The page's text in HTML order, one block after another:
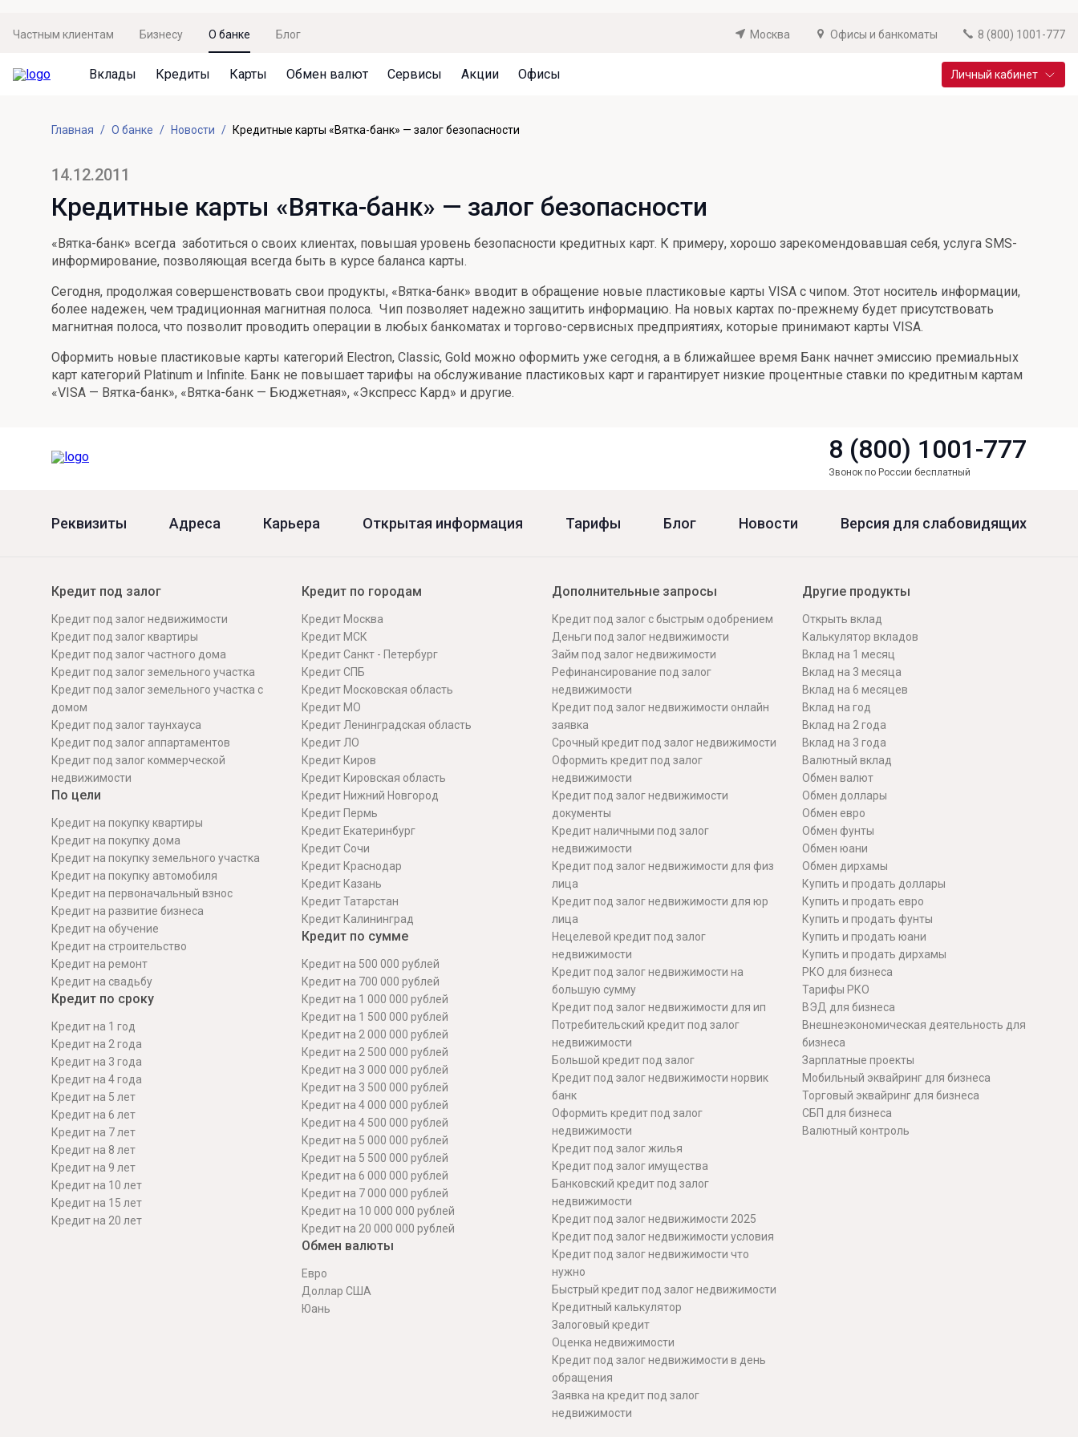
Частным клиентам Бизнесу О банке Блог Москва Офисы и банкоматы 8 (800) 1001-777
Вклады
Не упусти момент
Просто вклад
Накопительный
Отличная стратегия+
Фиксируй доход
Новый старт
Валютный плюс
Онлайн
Система страхования вкладов
Архив вкладов
Кредиты
Кредит под залог недвижимости
Рефинансирование
Кредит на автомобиль
Потребительский кредит
Все кредиты
Привилегии для клиентов
Реструктуризация
Оценка недвижимости
Подбор новой недвижимости
Карты
Дебетовая карта с пакетом услуг
Премиальная карта Mir Supreme
Пенсионная карта
Все карты
Документы
Кешбэк
Обмен валют
Курсы валют
Бронирование валюты
Курсы валют ЦБ
Сервисы
Оплата кредита
Оценка недвижимости
Подбор новой недвижимости
СБПей
Mir Pay
Госуслуги
Регистрация в ЕБС
Удаленная идентификация
Акции
Акция «Приведи друга»
Акция «Ставка на бизнес»
Офисы Личный кабинет
Главная О банке Новости Кредитные карты «Вятка-банк» — залог безопасности
14.12.2011
Кредитные карты «Вятка-банк» — залог безопасности
«Вятка-банк» всегда заботиться о своих клиентах, повышая уровень безопасности кредитных карт. К примеру, хорошо зарекомендовавшая себя, услуга SMS-
информирование, позволяющая всегда быть в курсе баланса карты.
Сегодня, продолжая совершенствовать свои продукты, «Вятка-банк» вводит в обращение новые пластиковые карты VISA с чипом. Этот носитель информации,
более надежен, чем традиционная магнитная полоса. Чип позволяет надежно защитить информацию. На новых картах по-прежнему будет присутствовать
магнитная полоса, что позволит проводить операции в любых банкоматах и торгово-сервисных предприятиях, которые принимают карты VISA.
Оформить новые пластиковые карты категорий Electron, Classic, Gold можно оформить уже сегодня, а в ближайшее время Банк начнет эмиссию премиальных
карт категорий Platinum и Infinite. Банк не повышает тарифы на обслуживание пластиковых карт и гарантирует низкие процентные ставки по кредитным картам
«VISA — Вятка-банк», «Вятка-банк — Бюджетная», «Экспресс Кард» и другие.
8 (800) 1001-777
Звонок по России бесплатный
Реквизиты Адреса Карьера Открытая информация Тарифы Блог Новости Версия для слабовидящих
Кредит под залог
Кредит под залог недвижимости
Кредит под залог квартиры
Кредит под залог частного дома
Кредит под залог земельного участка
Кредит под залог земельного участка с
домом
Кредит под залог таунхауса
Кредит под залог аппартаментов
Кредит под залог коммерческой
недвижимости
По цели
Кредит на покупку квартиры
Кредит на покупку дома
Кредит на покупку земельного участка
Кредит на покупку автомобиля
Кредит на первоначальный взнос
Кредит на развитие бизнеса
Кредит на обучение
Кредит на строительcтво
Кредит на ремонт
Кредит на свадьбу
Кредит по сроку
Кредит на 1 год
Кредит на 2 года
Кредит на 3 года
Кредит на 4 года
Кредит на 5 лет
Кредит на 6 лет
Кредит на 7 лет
Кредит на 8 лет
Кредит на 9 лет
Кредит на 10 лет
Кредит на 15 лет
Кредит на 20 лет
Кредит по городам
Кредит Москва
Кредит МСК
Кредит Санкт - Петербург
Кредит СПБ
Кредит Московская область
Кредит МО
Кредит Ленинградская область
Кредит ЛО
Кредит Киров
Кредит Кировская область
Кредит Нижний Новгород
Кредит Пермь
Кредит Екатеринбург
Кредит Сочи
Кредит Краснодар
Кредит Казань
Кредит Татарстан
Кредит Калининград
Кредит по сумме
Кредит на 500 000 рублей
Кредит на 700 000 рублей
Кредит на 1 000 000 рублей
Кредит на 1 500 000 рублей
Кредит на 2 000 000 рублей
Кредит на 2 500 000 рублей
Кредит на 3 000 000 рублей
Кредит на 3 500 000 рублей
Кредит на 4 000 000 рублей
Кредит на 4 500 000 рублей
Кредит на 5 000 000 рублей
Кредит на 5 500 000 рублей
Кредит на 6 000 000 рублей
Кредит на 7 000 000 рублей
Кредит на 10 000 000 рублей
Кредит на 20 000 000 рублей
Обмен валюты
Евро
Доллар США
Юань
Дополнительные запросы
Кредит под залог с быстрым одобрением
Деньги под залог недвижимости
Займ под залог недвижимости
Рефинансирование под залог
недвижимости
Кредит под залог недвижимости онлайн
заявка
Срочный кредит под залог недвижимости
Оформить кредит под залог
недвижимости
Кредит под залог недвижимости
документы
Кредит наличными под залог
недвижимости
Кредит под залог недвижимости для физ
лица
Кредит под залог недвижимости для юр
лица
Нецелевой кредит под залог
недвижимости
Кредит под залог недвижимости на
большую сумму
Кредит под залог недвижимости для ип
Потребительский кредит под залог
недвижимости
Большой кредит под залог
Кредит под залог недвижимости норвик
банк
Оформить кредит под залог
недвижимости
Кредит под залог жилья
Кредит под залог имущества
Банковский кредит под залог
недвижимости
Кредит под залог недвижимости 2025
Кредит под залог недвижимости условия
Кредит под залог недвижимости что
нужно
Быстрый кредит под залог недвижимости
Кредитный калькулятор
Залоговый кредит
Оценка недвижимости
Кредит под залог недвижимости в день
обращения
Заявка на кредит под залог
недвижимости
Другие продукты
Открыть вклад
Калькулятор вкладов
Вклад на 1 месяц
Вклад на 3 месяца
Вклад на 6 месяцев
Вклад на год
Вклад на 2 года
Вклад на 3 года
Валютный вклад
Обмен валют
Обмен доллары
Обмен евро
Обмен фунты
Обмен юани
Обмен дирхамы
Купить и продать доллары
Купить и продать евро
Купить и продать фунты
Купить и продать юани
Купить и продать дирхамы
РКО для бизнеса
Тарифы РКО
ВЭД для бизнеса
Внешнеэкономическая деятельность для
бизнеса
Зарплатные проекты
Мобильный эквайринг для бизнеса
Торговый эквайринг для бизнеса
СБП для бизнеса
Валютный контроль